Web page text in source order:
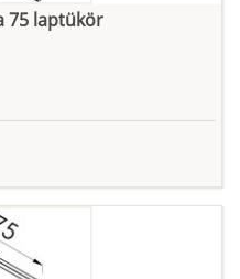
75 laptükör